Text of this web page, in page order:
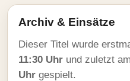
Archiv & Einsätze
Dieser Titel wurde
11:30 Uhr und zuletzt am
Uhr gespielt.